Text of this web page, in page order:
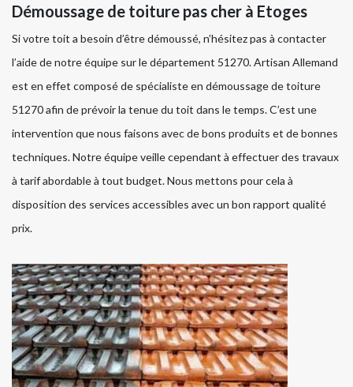
Démoussage de toiture pas cher à Etoges
Si votre toit a besoin d’être démoussé, n’hésitez pas à contacter
l’aide de notre équipe sur le département 51270. Artisan Allemand
est en effet composé de spécialiste en démoussage de toiture
51270 afin de prévoir la tenue du toit dans le temps. C’est une
intervention que nous faisons avec de bons produits et de bonnes
techniques. Notre équipe veille cependant à effectuer des travaux
à tarif abordable à tout budget. Nous mettons pour cela à
disposition des services accessibles avec un bon rapport qualité
prix.